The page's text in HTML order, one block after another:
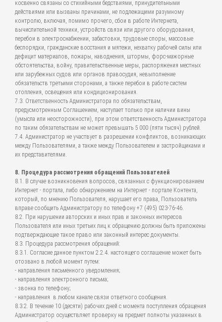
косвенно связаны со стихийными бедствиями, принудительными
действиями или вызваны причинами, не подлежащими разумному
контролю, включая, помимо прочего, сбои в работе Интернета,
вычислительной техники, устройств связи или другого оборудования,
перебои в электроснабжении, забастовки, трудовые споры, массовые
беспорядки, гражданские восстания и мятежи, нехватку рабочей силы или
дефицит материалов, пожары, наводнения, штормы, форс-мажорные
обстоятельства, войну, правительственные меры, распоряжения местных
или зарубежных судов или органов правосудия, невыполнение
обязательств третьими сторонами, а также перебои в работе систем
отопления, освещения или кондиционирования.
7.3. Ответственность Администратора по обязательствам,
предусмотренным Соглашением, наступает только при наличии вины
(умысла или неосторожности), при этом ответственность Администратора
по таким обязательствам не может превышать 5 000 (пяти тысяч) рублей.
7.4. Администратор не участвует в разрешении конфликтов, возникающих
между Пользователями, а также между Пользователем и застройщиками и
их представителями.
8. Процедура рассмотрения обращений Пользователей
8.1. В случае возникновения вопросов, связанных с функционированием
Интернет - портала, либо обнаружением на Интернет - портале Контента,
который, по мнению Пользователя, нарушает его права, Пользователь
вправе сообщить Администратору по телефону +7 (495) 023-76-46.
8.2. При нарушении авторских и иных прав и законных интересов
Пользователя или иных третьих лиц к обращению должны быть приложены
подтверждающие такое право или законный интерес документы.
8.3. Процедура рассмотрения обращений:
8.3.1. Согласие данное пунктом 2.2.4. настоящего соглашение может быть
отозвано в любой момент путем:
- направления письменного уведомления;
- направления электронного письма;
- звонка по телефону;
- направления в любом канале связи ответного сообщения.
8.3.2. В течение 10 (десяти) рабочих дней с момента поступления обращения
Администратор осуществляет проверку на предмет полноты указанных в